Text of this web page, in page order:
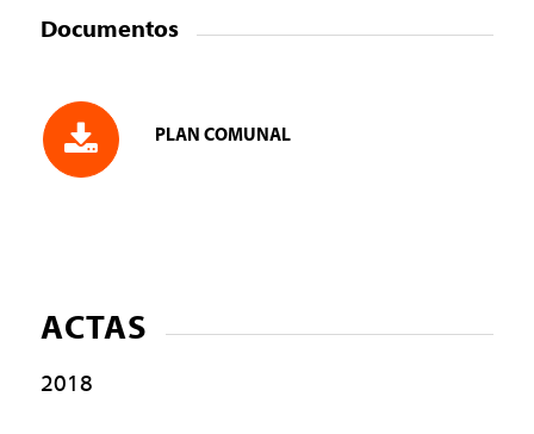
Documentos
PLAN COMUNAL
ACTAS
2018